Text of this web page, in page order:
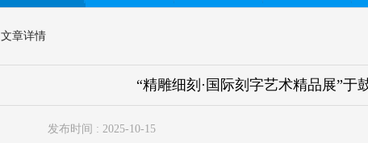
文章详情
“精雕细刻·国际刻字艺术精品展”于
发布时间 : 2025-10-15